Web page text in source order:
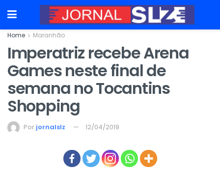
Home Maranhão
Imperatriz recebe Arena
Games neste final de
semana no Tocantins
Shopping
Por jornalslz 12/04/2019